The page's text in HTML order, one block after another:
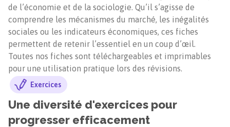
de l’économie et de la sociologie. Qu’il s’agisse de
comprendre les mécanismes du marché, les inégalités
sociales ou les indicateurs économiques, ces fiches
permettent de retenir l’essentiel en un coup d’œil.
Toutes nos fiches sont téléchargeables et imprimables
pour une utilisation pratique lors des révisions.
Exercices
Une diversité d'exercices pour
progresser efficacement